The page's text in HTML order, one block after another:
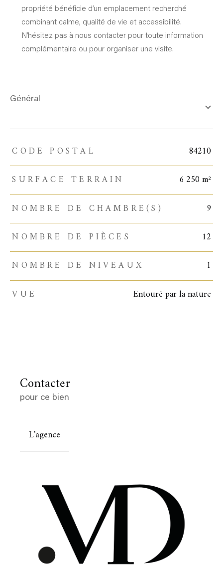
propriété bénéficie d’un emplacement recherché
combinant calme, qualité de vie et accessibilité.
N’hésitez pas à nous contacter pour toute information
complémentaire ou pour organiser une visite.
général
TRAD_ZEPHYR_Caracteristique TRAD_ZEPHYR_Valeurs
CODE POSTAL
84210
SURFACE TERRAIN
6 250 m²
NOMBRE DE CHAMBRE(S)
9
NOMBRE DE PIÈCES
12
NOMBRE DE NIVEAUX
1
VUE
Entouré par la nature
Contacter
pour ce bien
L'agence